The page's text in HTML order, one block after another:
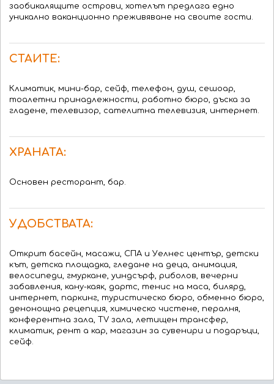
заобикалящите острови, хотелът предлага едно
уникално ваканционно преживяване на своите гости.
СТАИТЕ:
Климатик, мини-бар, сейф, телефон, душ, сешоар,
тоалетни принадлежности, работно бюро, дъска за
гладене, телевизор, сателитна телевизия, интернет.
ХРАНАТА:
Основен ресторант, бар.
УДОБСТВАТА:
Открит басейн, масажи, СПА и Уелнес център, детски
кът, детска площадка, гледане на деца, анимация,
велосипеди, гмуркане, уиндсърф, риболов, вечерни
забавления, кану-каяк, дартс, тенис на маса, билярд,
интернет, паркинг, туристическо бюро, обменно бюро,
денонощна рецепция, химическо чистене, пералня,
конферентна зала, TV зала, летищен трансфер,
климатик, рент а кар, магазин за сувенири и подаръци,
сейф.